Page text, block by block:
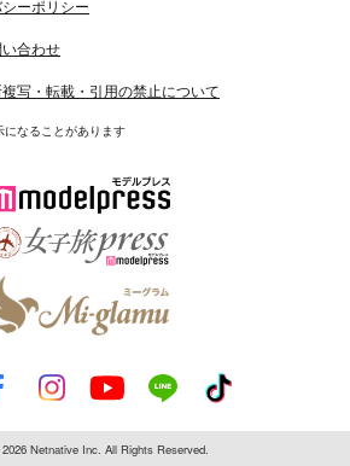
ーポリシー
合わせ
写・転載・引用の禁止について
なることがあります
Netnative Inc. All Rights Reserved.